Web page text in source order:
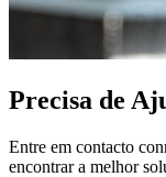
Precisa de
Entre em contacto
encontrar a melhor